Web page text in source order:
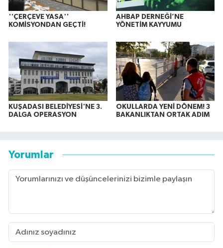
''ÇERÇEVE YASA''
KOMİSYONDAN GEÇTİ!
AHBAP DERNEĞİ’NE
YÖNETİM KAYYUMU
KUŞADASI BELEDİYESİ'NE 3.
DALGA OPERASYON
OKULLARDA YENİ DÖNEM! 3
BAKANLIKTAN ORTAK ADIM
Yorumlar